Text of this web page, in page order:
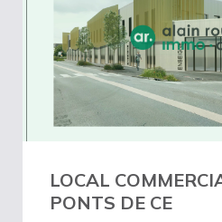
LOCAL
PONTS DE CE